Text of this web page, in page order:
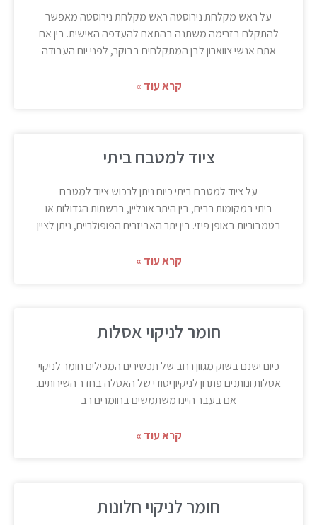
על ראש מקלחת נירוסטה ראש מקלחת נירוסטה מאפשר
להתקלח בזרימה משתנה בהתאם להעדפה האישית. בין אם
אתם אנשי צווארון לבן המתקלחים בבוקר, לפני יום העבודה
קרא עוד »
ציוד למטבח ביתי
על ציוד למטבח ביתי כיום ניתן לרכוש ציוד למטבח
ביתי במקומות רבים, בין היתר אונליין, ברשתות הגדולות או
בטמבוריות באופן פיזי. בין יתר האביזרים הפופולריים, ניתן לציין
קרא עוד »
חומר לניקוי אסלות
כיום ישנם בשוק מגוון רחב של תכשירים המכילים חומר לניקוי
אסלות ונותנים פתרון לניקיון יסודי של האסלה בחדר השירותים.
אם בעבר היינו משתמשים בחומרים רב
קרא עוד »
חומר לניקוי חלונות